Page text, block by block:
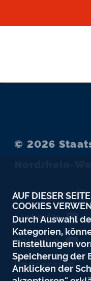
© 2026
Instagram
LinkedIn
Youtube
Impressum
AUF DIESER
COOKIES
Durch Auswahl
Kategorien,
Einstellungen
Speicherung der
Anklicken der